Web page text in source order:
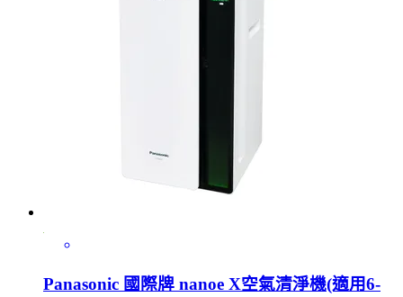
Panasonic 國際牌 nanoe X空氣清淨機(適用6-